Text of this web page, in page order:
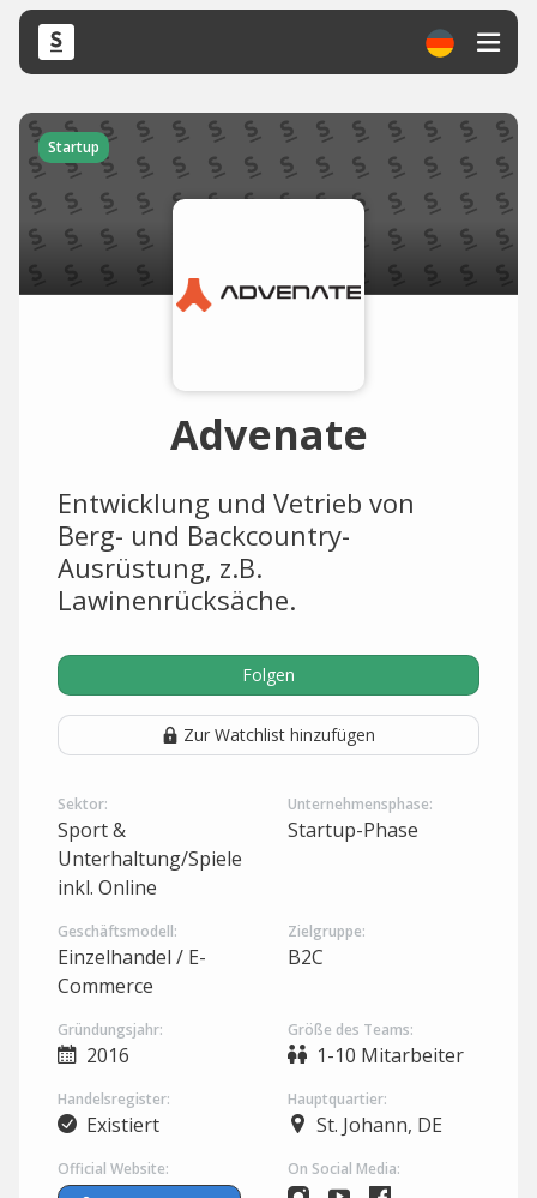
Startup
Advenate
Entwicklung und Vetrieb von
Berg- und Backcountry-
Ausrüstung, z.B.
Lawinenrücksäche.
Folgen
Zur Watchlist hinzufügen
Sektor:
Sport &
Unterhaltung/Spiele
inkl. Online
Unternehmensphase:
Startup-Phase
Geschäftsmodell:
Einzelhandel / E-
Commerce
Zielgruppe:
B2C
Gründungsjahr:
2016
Größe des Teams:
1-10 Mitarbeiter
Handelsregister:
Existiert
Hauptquartier:
St. Johann, DE
Official Website: On Social Media: